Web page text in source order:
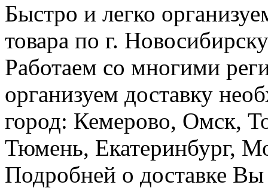
Быстро и легко
товара по г.
Работаем со многими
организуем доставку
город: Кемерово, Омск,
Тюмень, Екатеринбург,
Подробней о доставке